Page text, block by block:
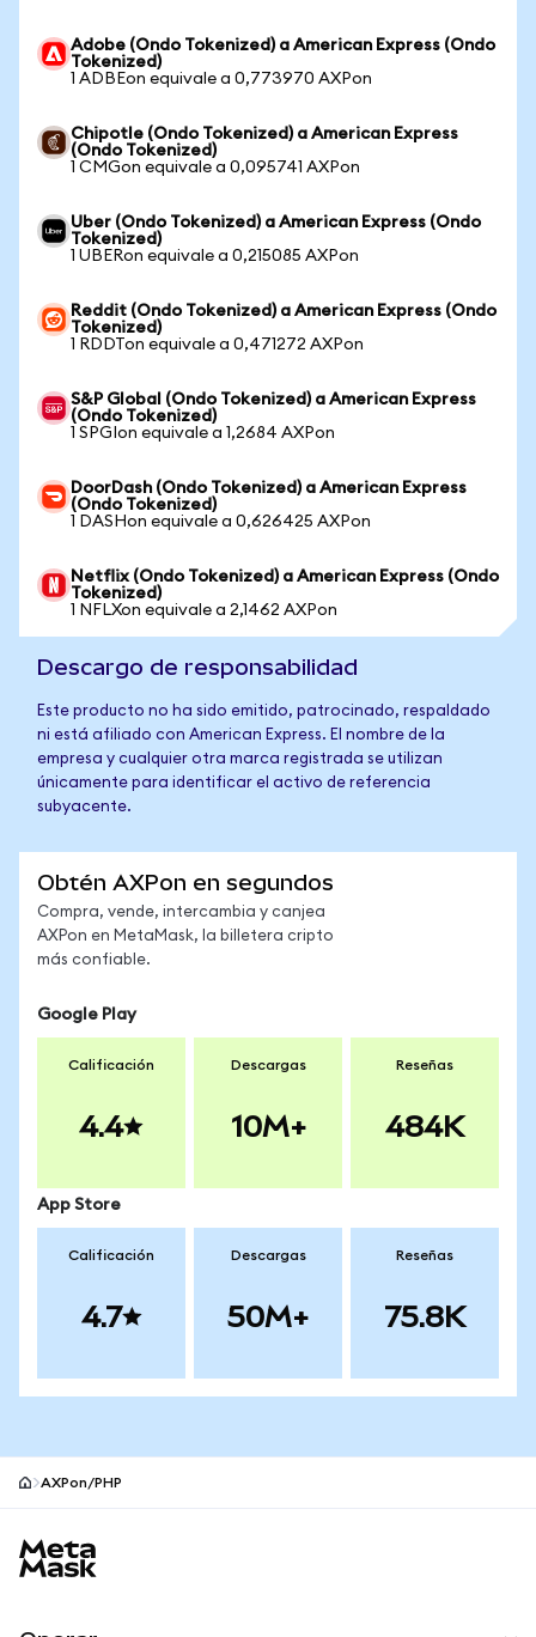
Adobe (Ondo Tokenized) a American Express (Ondo
Tokenized)
1 ADBEon equivale a 0,773970 AXPon
Chipotle (Ondo Tokenized) a American Express
(Ondo Tokenized)
1 CMGon equivale a 0,095741 AXPon
Uber (Ondo Tokenized) a American Express (Ondo
Tokenized)
1 UBERon equivale a 0,215085 AXPon
Reddit (Ondo Tokenized) a American Express (Ondo
Tokenized)
1 RDDTon equivale a 0,471272 AXPon
S&P Global (Ondo Tokenized) a American Express
(Ondo Tokenized)
1 SPGIon equivale a 1,2684 AXPon
DoorDash (Ondo Tokenized) a American Express
(Ondo Tokenized)
1 DASHon equivale a 0,626425 AXPon
Netflix (Ondo Tokenized) a American Express (Ondo
Tokenized)
1 NFLXon equivale a 2,1462 AXPon
Descargo de responsabilidad
Este producto no ha sido emitido, patrocinado, respaldado
ni está afiliado con American Express. El nombre de la
empresa y cualquier otra marca registrada se utilizan
únicamente para identificar el activo de referencia
subyacente.
Obtén AXPon en segundos
Compra, vende, intercambia y canjea
AXPon en MetaMask, la billetera cripto
más confiable.
Google Play
Calificación
4.4
Descargas
10M+
Reseñas
484K
App Store
Calificación
4.7
Descargas
50M+
Reseñas
75.8K
AXPon/PHP